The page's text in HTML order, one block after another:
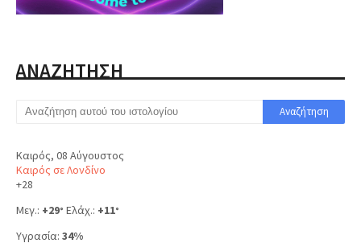
ΑΝΑΖΗΤΗΣΗ
Καιρός, 08 Αύγουστος
Καιρός σε Λονδίνο
+28
Μεγ.: +29° Ελάχ.: +11°
Υγρασία: 34%